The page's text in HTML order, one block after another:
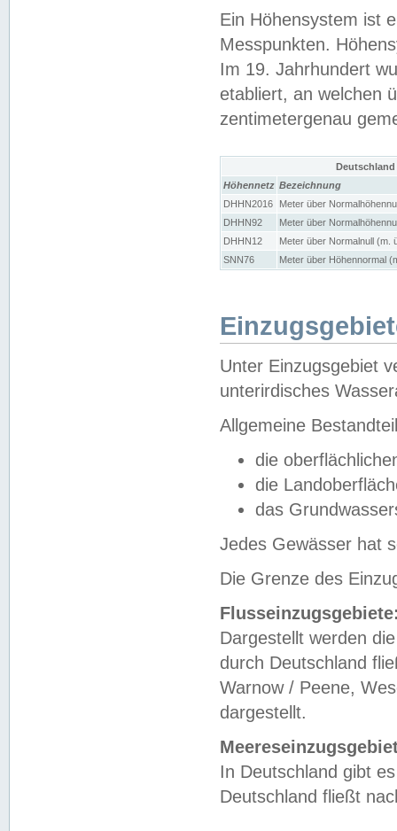
Ein Höhensystem ist
Messpunkten.
Im 19. Jahrhundert
etabliert, an welchen
zentimetergenau
Höhennetz Bezeichnung
DHHN2016
Meter über
DHHN92
Meter über
DHHN12
Meter über Normalnull (m.
SNN76
Meter über Höhennormal
Unter Einzugsgebiet
unterirdisches
Allgemeine
die
die
das
Jedes Gewässer hat
Die Grenze des
Dargestellt werden
durch Deutschland
Warnow / Peene,
dargestellt.
In Deutschland gibt
Deutschland fließt